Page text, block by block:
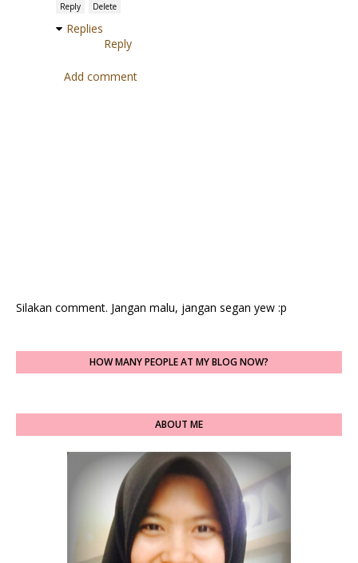
Reply Delete
Replies
Reply
Add comment
Silakan comment. Jangan malu, jangan segan yew :p
HOW MANY PEOPLE AT MY BLOG NOW?
ABOUT ME